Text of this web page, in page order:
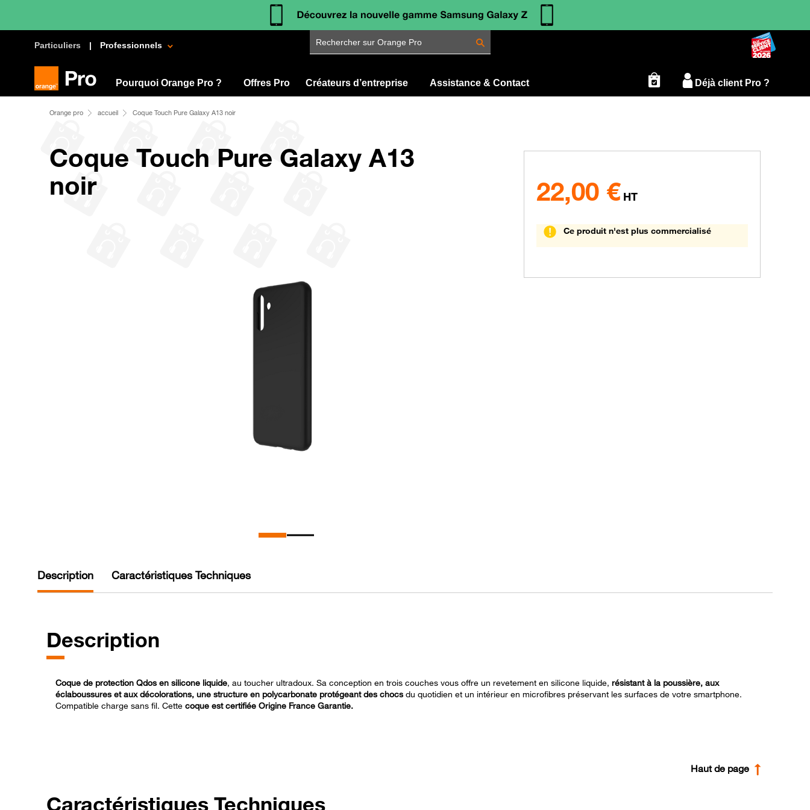
Particuliers Professionnels
Rechercher sur Orange Pro
Pourquoi Orange Pro ? Offres Pro Créateurs d’entreprise Assistance & Contact Déjà client Pro ?
Orange pro accueil Coque Touch Pure Galaxy A13 noir
Coque Touch Pure Galaxy A13
noir
22,00€ HT
Ce produit n'est plus commercialisé
Description Caractéristiques Techniques
Description
Coque de protection Qdos en silicone liquide, au toucher ultradoux. Sa conception en trois couches vous offre un revetement en silicone liquide, résistant à la poussière, aux
éclaboussures et aux décolorations, une structure en polycarbonate protégeant des chocs du quotidien et un intérieur en microfibres préservant les surfaces de votre smartphone.
Compatible charge sans fil. Cette coque est certifiée Origine France Garantie.
Haut de page
Caractéristiques Techniques